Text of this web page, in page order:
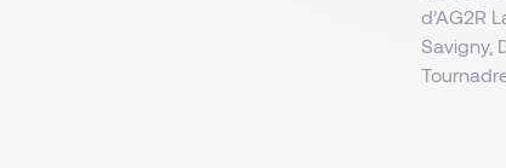
d’AG2R
Savigny,